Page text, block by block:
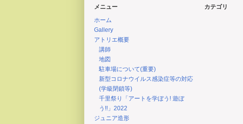
メニュー
ホーム
Gallery
アトリエ概要
講師
地図
駐車場について(重要)
新型コロナウイルス感染症等の対応
(学級閉鎖等)
千里祭り「アートを学ぼう! 遊ぼ
う!!」2022
ジュニア造形
カテゴリ